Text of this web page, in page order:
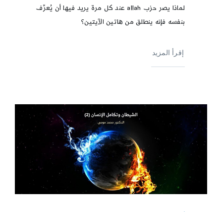
لماذا يصر حزب allah عند كل مرة يريد فيها أن يُعرِّف
بنفسه فإنه ينطلق من هاتين الآيتين؟
إقرأ المزيد